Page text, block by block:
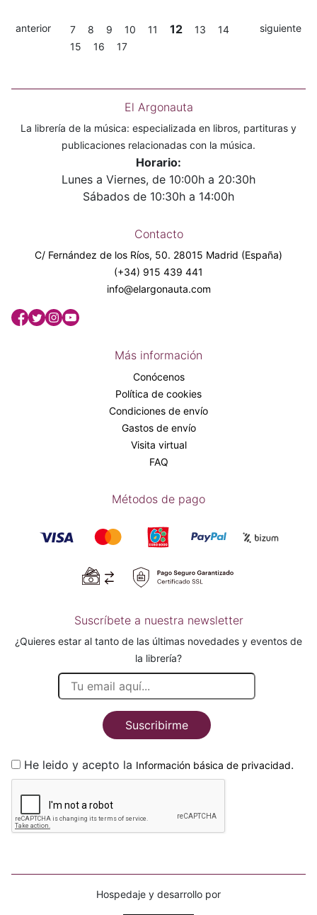
anterior 7 8 9 10 11 12 13
14
15
16 17
siguiente
El Argonauta
La librería de la música: especializada en libros, partituras y
publicaciones relacionadas con la música.
Horario:
Lunes a Viernes, de 10:00h a 20:30h
Sábados de 10:30h a 14:00h
Contacto
C/ Fernández de los Ríos, 50. 28015 Madrid (España)
(+34) 915 439 441
info@elargonauta.com
Más información
Conócenos
Política de cookies
Condiciones de envío
Gastos de envío
Visita virtual
FAQ
Métodos de pago
Suscríbete a nuestra newsletter
¿Quieres estar al tanto de las últimas novedades y eventos de
la librería?
Suscribirme
He leido y acepto la Información básica de privacidad.
Hospedaje y desarrollo por